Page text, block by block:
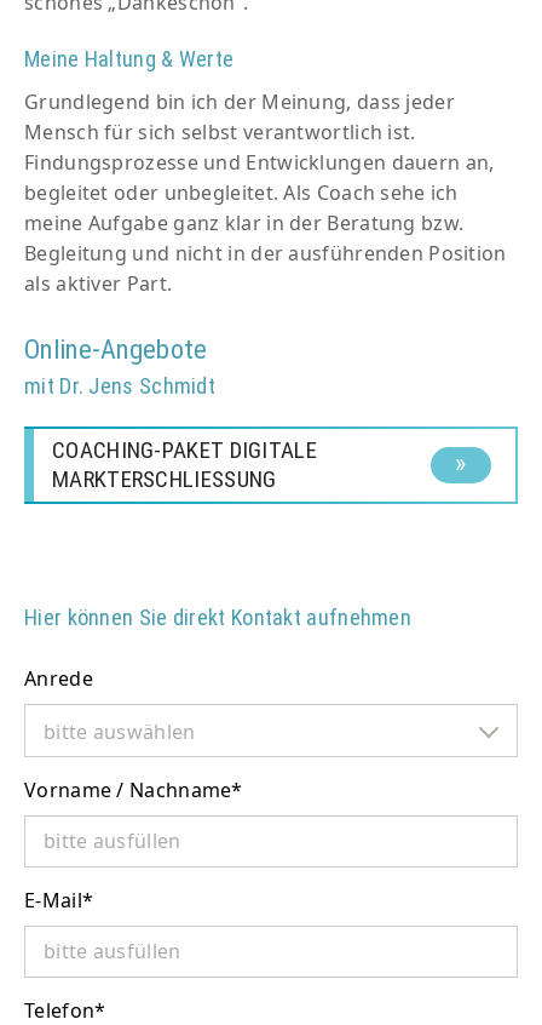
Meine Haltung & Werte
Grundlegend bin ich der Meinung, dass jeder
Mensch für sich selbst verantwortlich ist.
Findungsprozesse und Entwicklungen dauern an,
begleitet oder unbegleitet. Als Coach sehe ich
meine Aufgabe ganz klar in der Beratung bzw.
Begleitung und nicht in der ausführenden Position
als aktiver Part.
Online-Angebote
mit Dr. Jens Schmidt
COACHING-PAKET DIGITALE
MARKTERSCHLIESSUNG
Hier können Sie direkt Kontakt aufnehmen
Anrede
bitte auswählen
Vorname / Nachname*
E-Mail*
Telefon*